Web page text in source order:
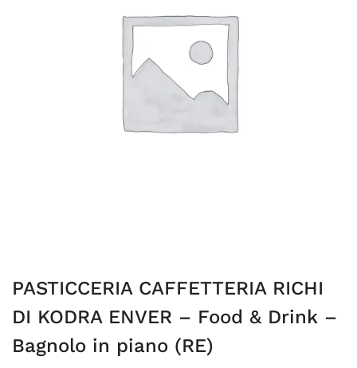
PASTICCERIA CAFFETTERIA RICHI
DI KODRA ENVER – Food & Drink –
Bagnolo in piano (RE)